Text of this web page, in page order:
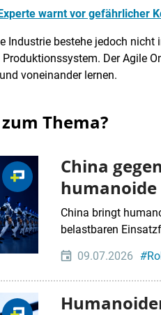
warnt vor gefährlicher
Industrie bestehe jedoch
Der Agile
voneinander lernen.
Thema?
China
China bringt
belastbaren
09.07.2026 #